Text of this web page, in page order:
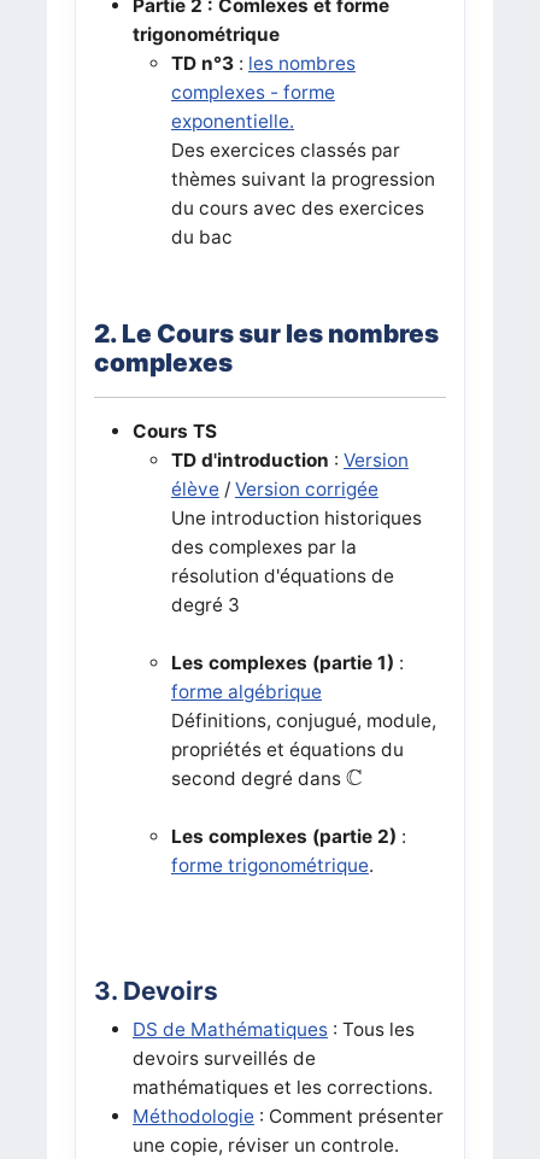
Partie 2 : Comlexes et forme
trigonométrique
TD n°3: les nombres
complexes - forme
exponentielle.
Des exercices classés par
thèmes suivant la progression
du cours avec des exercices
du bac
2. Le Cours sur les nombres
complexes
Cours TS
TD d'introduction : Version
élève / Version corrigée
Une introduction historiques
des complexes par la
résolution d'équations de
degré 3
Les complexes (partie 1) :
forme algébrique
Définitions, conjugué, module,
propriétés et équations du
second degré dans C
C
Les complexes (partie 2) :
forme trigonométrique.
3. Devoirs
DS de Mathématiques: Tous les
devoirs surveillés de
mathématiques et les corrections.
Méthodologie : Comment présenter
une copie, réviser un controle.